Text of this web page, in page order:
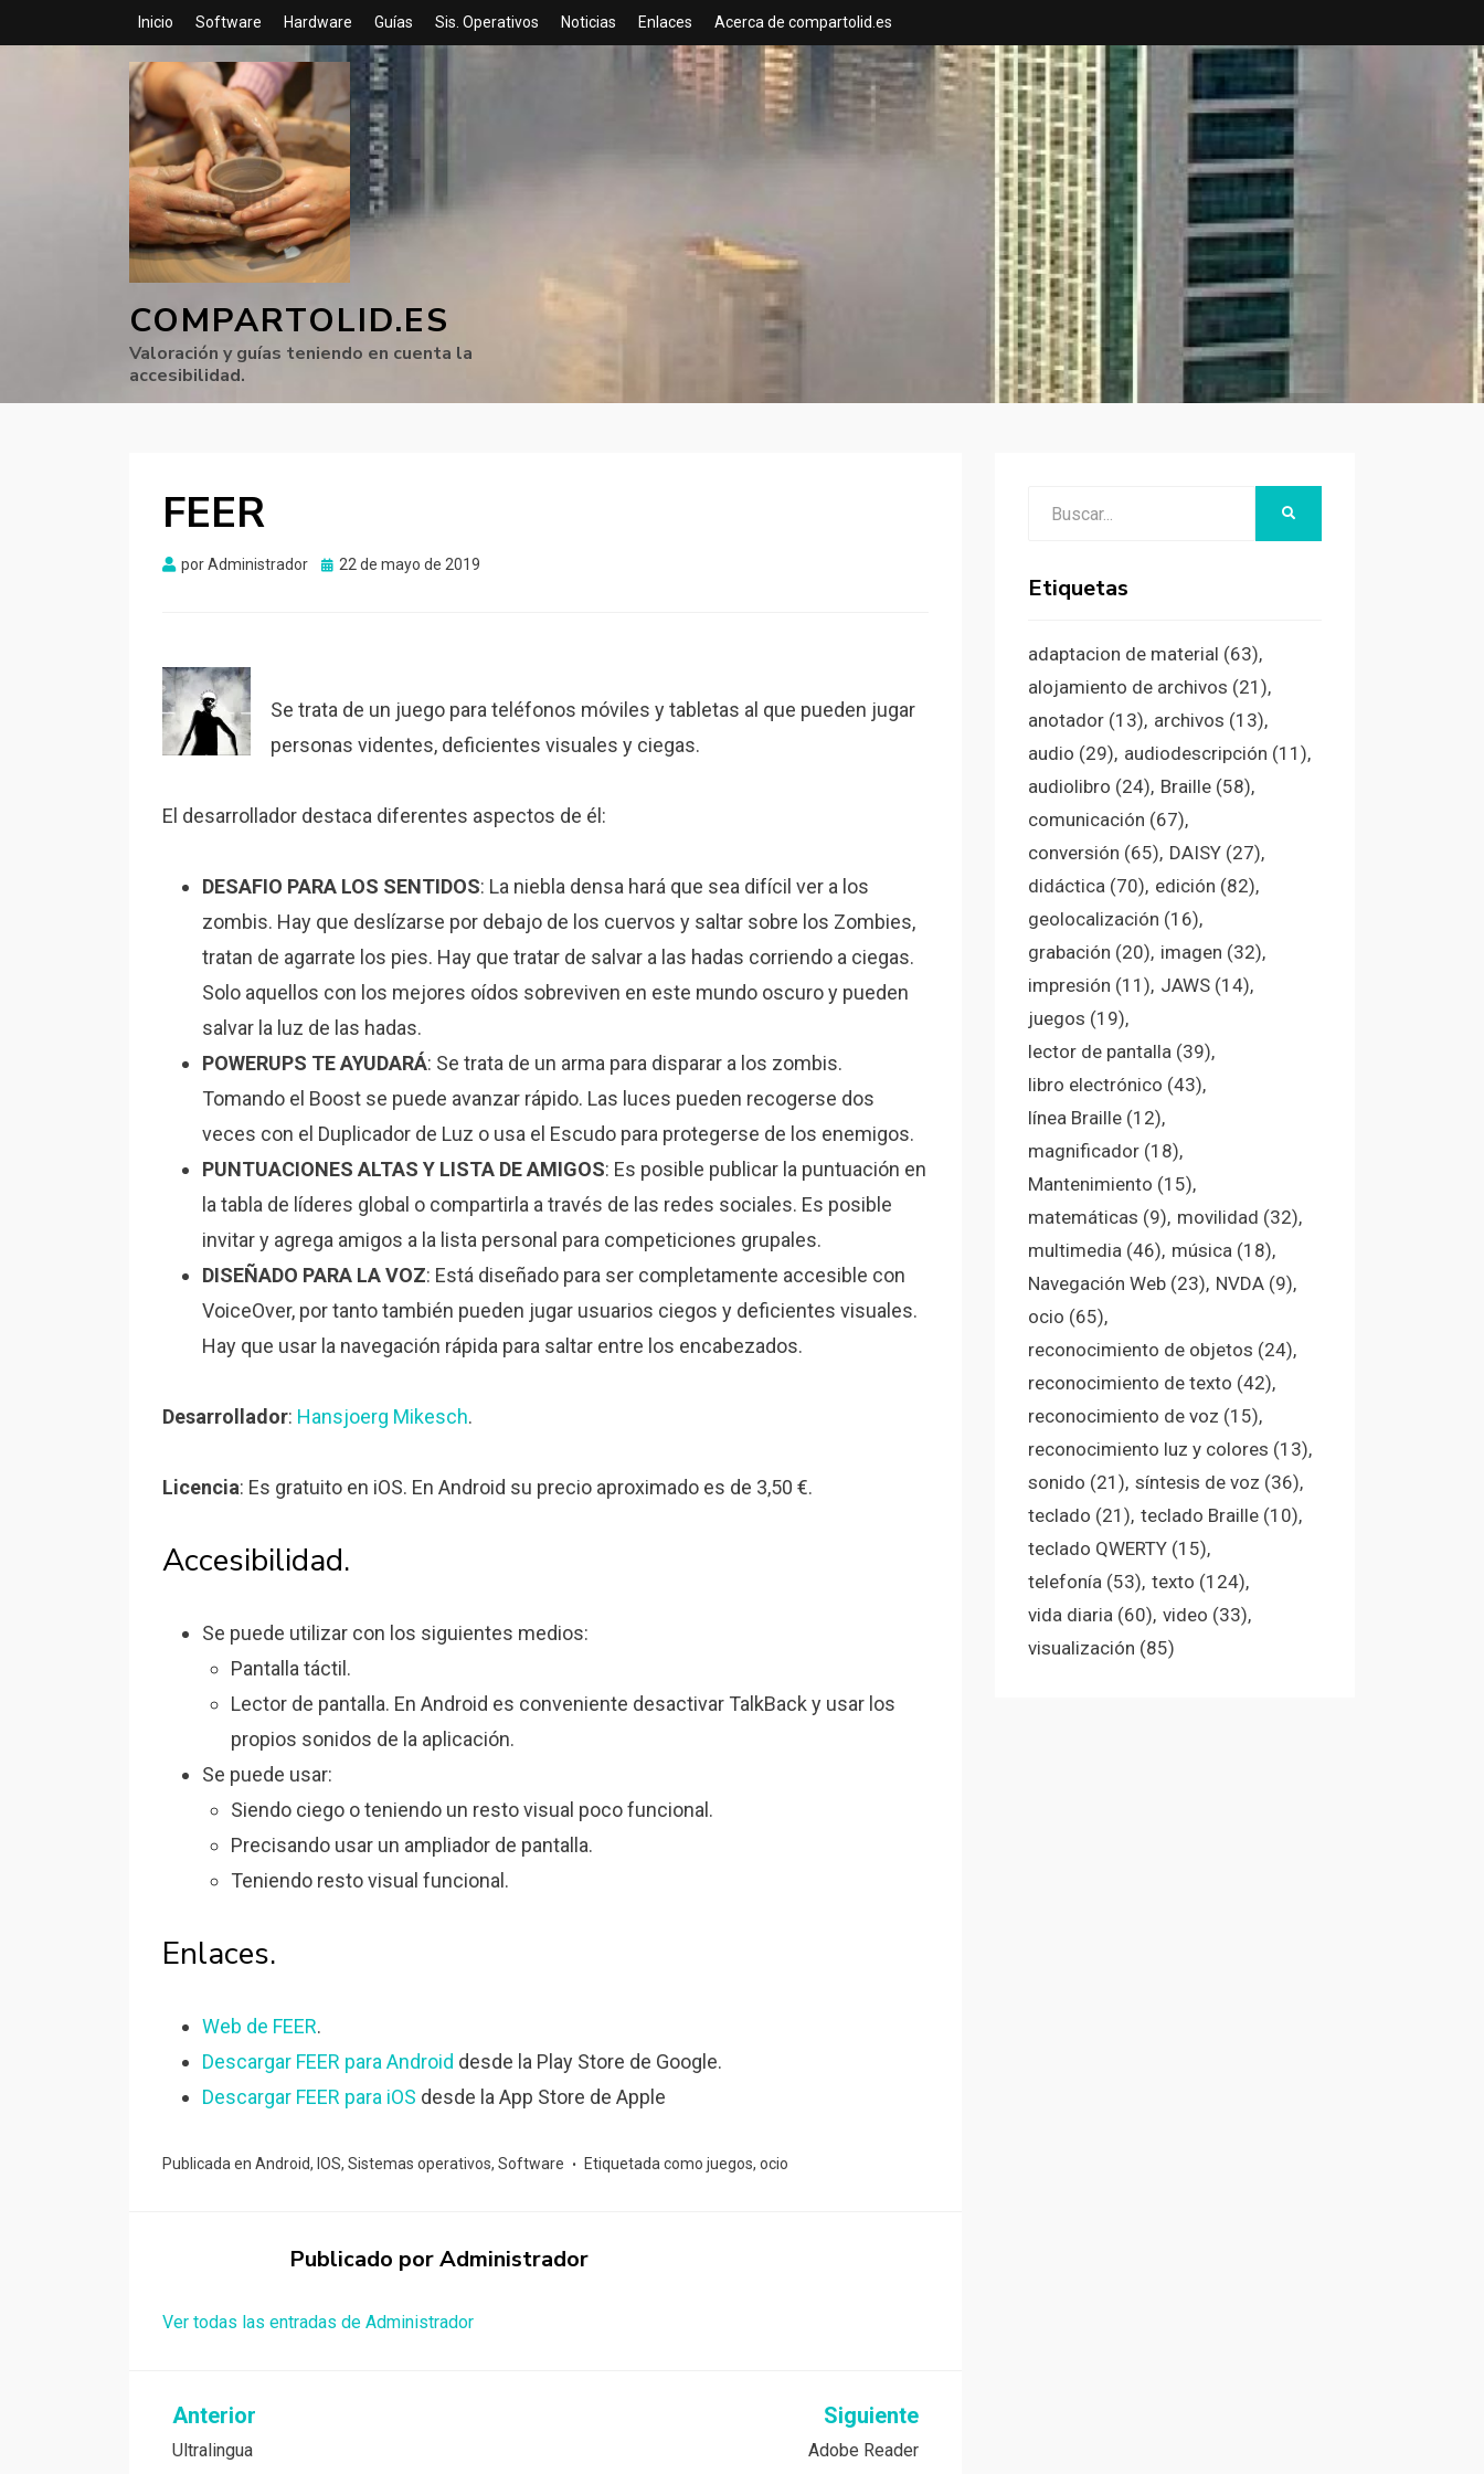
Inicio Software Hardware Guías Sis. Operativos Noticias Enlaces Acerca de compartolid.es
COMPARTOLID.ES
Valoración y guías teniendo en cuenta la
accesibilidad.
FEER
porAdministrador
Publicado
22 de mayo de 2019
Se trata de un juego para teléfonos móviles y tabletas al que pueden jugar
personas videntes, deficientes visuales y ciegas.
El desarrollador destaca diferentes aspectos de él:
DESAFIO PARA LOS SENTIDOS: La niebla densa hará que sea difícil ver a los
zombis. Hay que deslízarse por debajo de los cuervos y saltar sobre los Zombies,
tratan de agarrate los pies. Hay que tratar de salvar a las hadas corriendo a ciegas.
Solo aquellos con los mejores oídos sobreviven en este mundo oscuro y pueden
salvar la luz de las hadas.
POWERUPS TE AYUDARÁ: Se trata de un arma para disparar a los zombis.
Tomando el Boost se puede avanzar rápido. Las luces pueden recogerse dos
veces con el Duplicador de Luz o usa el Escudo para protegerse de los enemigos.
PUNTUACIONES ALTAS Y LISTA DE AMIGOS: Es posible publicar la puntuación en
la tabla de líderes global o compartirla a través de las redes sociales. Es posible
invitar y agrega amigos a la lista personal para competiciones grupales.
DISEÑADO PARA LA VOZ: Está diseñado para ser completamente accesible con
VoiceOver, por tanto también pueden jugar usuarios ciegos y deficientes visuales.
Hay que usar la navegación rápida para saltar entre los encabezados.
Desarrollador: Hansjoerg Mikesch.
Licencia: Es gratuito en iOS. En Android su precio aproximado es de 3,50 €.
Accesibilidad.
Se puede utilizar con los siguientes medios:
Pantalla táctil.
Lector de pantalla. En Android es conveniente desactivar TalkBack y usar los
propios sonidos de la aplicación.
Se puede usar:
Siendo ciego o teniendo un resto visual poco funcional.
Precisando usar un ampliador de pantalla.
Teniendo resto visual funcional.
Enlaces.
Web de FEER.
Descargar FEER para Android desde la Play Store de Google.
Descargar FEER para iOS desde la App Store de Apple
Publicada en Android, IOS, Sistemas operativos, Software Etiquetada como juegos, ocio
Publicado porAdministrador
Ver todas las entradas de Administrador
Navegación
de
Anterior
Ultralingua
Siguiente
Adobe Reader
Etiquetas
adaptacion de material (63)
alojamiento de archivos (21)
anotador(13) archivos (13)
audio (29) audiodescripción (11)
audiolibro (24) Braille(58)
comunicación (67)
conversión (65) DAISY(27)
didáctica(70) edición (82)
geolocalización (16)
grabación (20) imagen (32)
impresión (11) JAWS(14)
juegos (19)
lector de pantalla(39)
libro electrónico (43)
línea Braille(12)
magnificador(18)
Mantenimiento (15)
matemáticas (9) movilidad (32)
multimedia(46) música(18)
Navegación Web(23) NVDA(9)
ocio (65)
reconocimiento de objetos (24)
reconocimiento de texto (42)
reconocimiento de voz (15)
reconocimiento luz y colores (13)
sonido (21) síntesis de voz (36)
teclado (21) teclado Braille(10)
teclado QWERTY(15)
telefonía(53) texto (124)
vida diaria(60) video (33)
visualización (85)